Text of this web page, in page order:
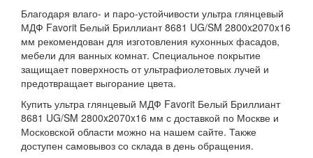
Благодаря влаго- и паро-устойчивости ультра глянцевый
МДФ Favorit Белый Бриллиант 8681 UG/SM 2800x2070x16
мм рекомендован для изготовления кухонных фасадов,
мебели для ванных комнат. Специальное покрытие
защищает поверхность от ультрафиолетовых лучей и
предотвращает выгорание цвета.
Купить ультра глянцевый МДФ Favorit Белый Бриллиант
8681 UG/SM 2800x2070x16 мм с доставкой по Москве и
Московской области можно на нашем сайте. Также
доступен самовывоз со склада в день обращения.